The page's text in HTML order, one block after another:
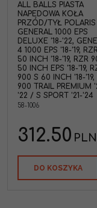
ALL BALLS PIASTA
NAPEDOWA KOŁA
PRZÓD/TYŁ POLARIS
GENERAL 1000 EPS
DELUXE '18-'22,
4 1000 EPS '18-'19,
50 INCH '18-'19, RZR
50 INCH EPS '18-'19,
900 S 60 INCH '18-'19,
900 TRAIL PREMIUM
'22 / S SPORT '21-'24
58-1006
312.50 PLN
DO KOSZYKA